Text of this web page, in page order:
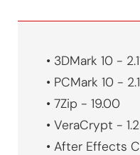
• 3DMark 10 -
• PCMark 10 -
• 7Zip - 19.00
• VeraCrypt -
• After Effects